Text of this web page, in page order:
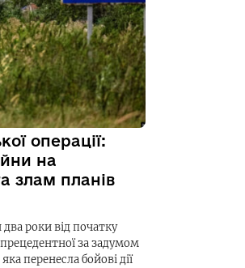
операції:
на
злам планів
роки від початку
за задумом
перенесла бойові дії